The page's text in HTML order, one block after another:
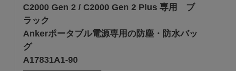
C2000 Gen 2 / C2000 Gen 2 Plus 専用 ブ
ラック
Ankerポータブル電源専用の防塵・防水バッ
グ
A17831A1-90